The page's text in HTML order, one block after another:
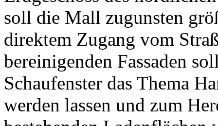
soll die Mall zugunsten
direktem Zugang vom
bereinigenden Fassaden
Schaufenster das Thema
werden lassen und zum